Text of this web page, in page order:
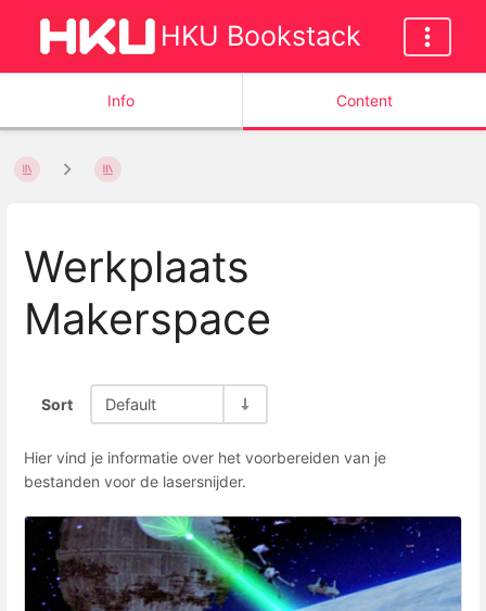
HKU Bookstack
Info Content
Werkplaats
Makerspace
Sort Default
Hier vind je informatie over het voorbereiden van je
bestanden voor de lasersnijder.